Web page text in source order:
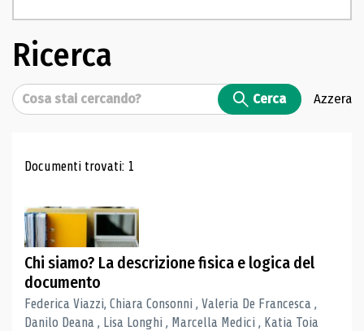
Ricerca
Cerca Cerca Azzera
Risultati di ricerca
Documenti trovati: 1
Chi siamo? La descrizione fisica e logica del
documento
Federica Viazzi, Chiara Consonni , Valeria De Francesca ,
Danilo Deana , Lisa Longhi , Marcella Medici , Katia Toia